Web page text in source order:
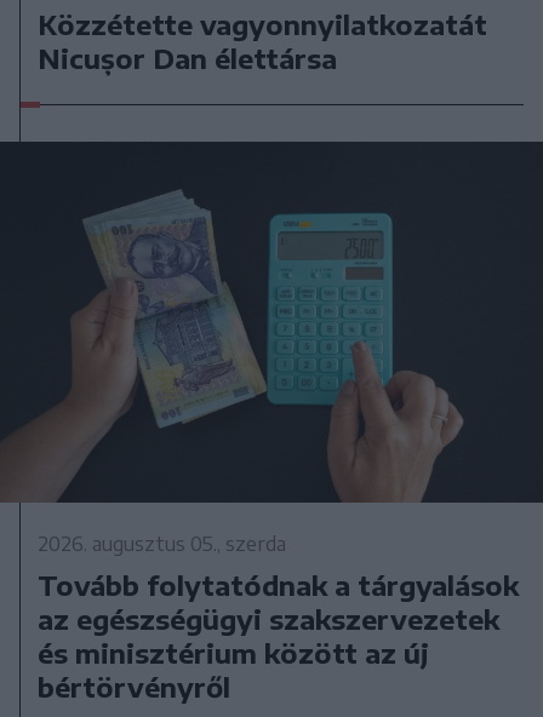
Közzétette vagyonnyilatkozatát
Nicușor Dan élettársa
2026. augusztus 05., szerda
Tovább folytatódnak a tárgyalások
az egészségügyi szakszervezetek
és minisztérium között az új
bértörvényről